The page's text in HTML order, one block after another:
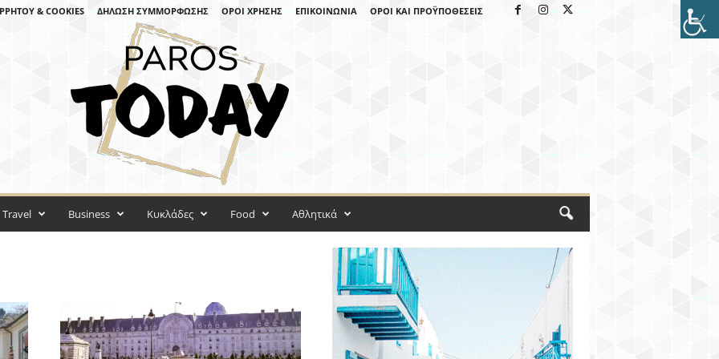
& COOKIES ΔΉΛΩΣΗ ΣΥΜΜΌΡΦΩΣΗΣ ΌΡΟΙ ΧΡΉΣΗΣ ΕΠΙΚΟΙΝΩΝΊΑ ΌΡΟΙ ΚΑΙ ΠΡΟΫΠΟΘΈΣΕΙΣ
Travel Business Κυκλάδες Food Αθλητικά